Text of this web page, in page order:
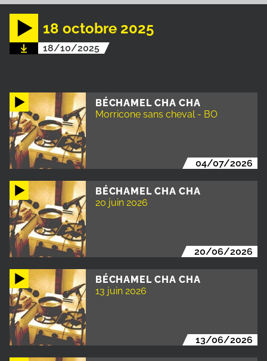
BÉCHAMEL CHA CHA
Morricone sans cheval - BO
04/07/2026
BÉCHAMEL CHA CHA
20 juin 2026
20/06/2026
BÉCHAMEL CHA CHA
13 juin 2026
13/06/2026
18 octobre 2025
18/10/2025